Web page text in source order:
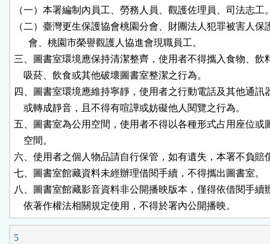
（一）本署編制內員工、勞務人員、觀護佐理員、司法志工
（二）臺灣更生保護協會桃園分會、財團法人犯罪被害人保
      會、桃園市榮譽觀護人協進會現職員工。
三、圖書室環境應保持清潔整齊，使用者不得攜入食物、飲
    吸菸、飲食或其他破壞圖書室整潔之行為。
四、圖書室環境應維持寧靜，使用者之行動電話及其他通訊
    或轉成靜音，且不得有喧譁或妨礙他人閱覽之行為。
五、圖書室為公用空間，使用者不得以各種形式占用座位或
    空間。
六、使用者之個人物品請自行保管，如有遺失，本署不負賠
七、圖書室館藏資料未經辦理借閱手續，不得攜出圖書室。
八、圖書室館藏影音資料非公開播映版本，僅得依借閱手續
    依著作權法相關規定使用，不得於署內公開播映。
5